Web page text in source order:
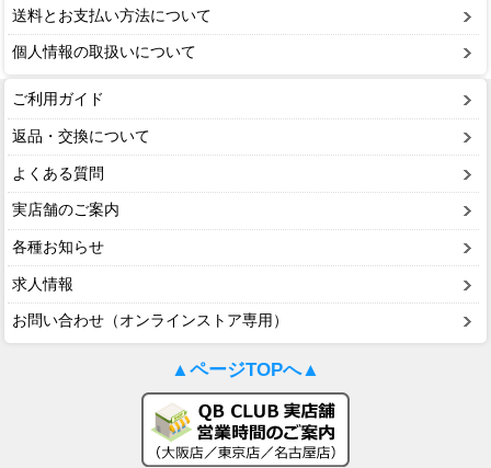
送料とお支払い方法について
個人情報の取扱いについて
ご利用ガイド
返品・交換について
よくある質問
実店舗のご案内
各種お知らせ
求人情報
お問い合わせ（オンラインストア専用）
▲ページTOPへ▲